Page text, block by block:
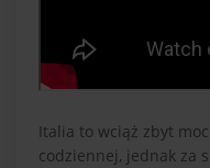
Italia to wciąż zbyt
codziennej, jednak za